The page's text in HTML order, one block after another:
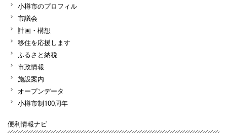
小樽市のプロフィル
市議会
計画・構想
移住を応援します
ふるさと納税
市政情報
施設案内
オープンデータ
小樽市制100周年
便利情報ナビ